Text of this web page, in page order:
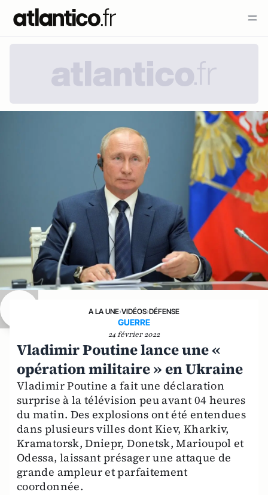
A LA UNE›VIDÉOS›DÉFENSE
GUERRE
24 février 2022
Vladimir Poutine lance une «
opération militaire » en Ukraine
Vladimir Poutine a fait une déclaration
surprise à la télévision peu avant 04 heures
du matin. Des explosions ont été entendues
dans plusieurs villes dont Kiev, Kharkiv,
Kramatorsk, Dniepr, Donetsk, Marioupol et
Odessa, laissant présager une attaque de
grande ampleur et parfaitement
coordonnée.